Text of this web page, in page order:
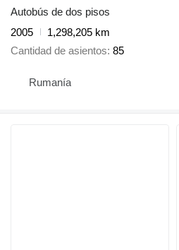
Autobús de dos pisos
2005
1,298,205 km
Cantidad de asientos 85
Rumanía